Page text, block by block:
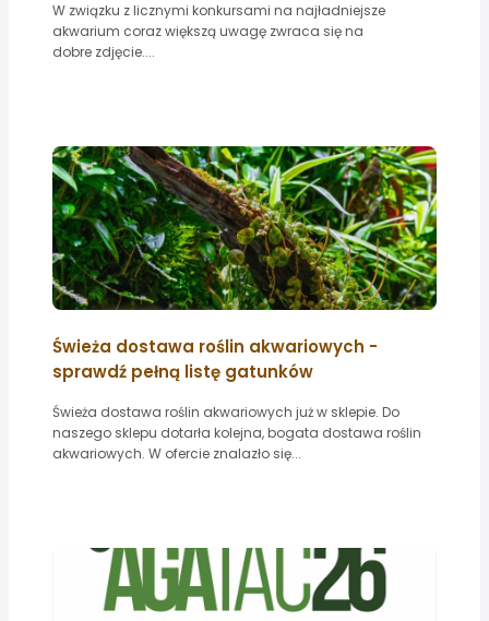
W związku z licznymi konkursami na najładniejsze
akwarium coraz większą uwagę zwraca się na
dobre zdjęcie....
Świeża dostawa roślin akwariowych -
sprawdź pełną listę gatunków
Świeża dostawa roślin akwariowych już w sklepie. Do
naszego sklepu dotarła kolejna, bogata dostawa roślin
akwariowych. W ofercie znalazło się...